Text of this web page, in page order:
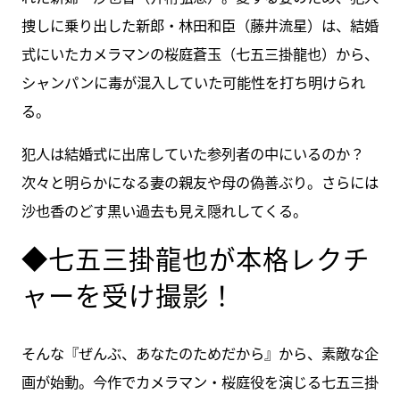
捜しに乗り出した新郎・林田和臣（藤井流星）は、結婚
式にいたカメラマンの桜庭蒼玉（七五三掛龍也）から、
シャンパンに毒が混入していた可能性を打ち明けられ
る。
犯人は結婚式に出席していた参列者の中にいるのか？
次々と明らかになる妻の親友や母の偽善ぶり。さらには
沙也香のどす黒い過去も見え隠れしてくる。
◆七五三掛龍也が本格レクチ
ャーを受け撮影！
そんな『ぜんぶ、あなたのためだから』から、素敵な企
画が始動。今作でカメラマン・桜庭役を演じる七五三掛